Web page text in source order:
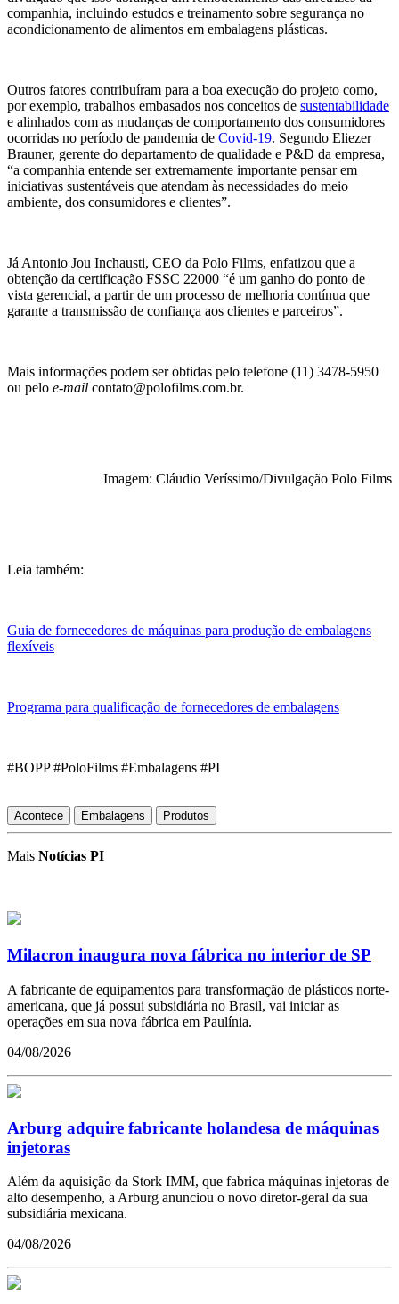
companhia, incluindo estudos e treinamento sobre segurança no
acondicionamento de alimentos em embalagens plásticas.
Outros fatores contribuíram para a boa execução do projeto como,
por exemplo, trabalhos embasados nos conceitos de sustentabilidade
e alinhados com as mudanças de comportamento dos consumidores
ocorridas no período de pandemia de Covid-19. Segundo Eliezer
Brauner, gerente do departamento de qualidade e P&D da empresa,
“a companhia entende ser extremamente importante pensar em
iniciativas sustentáveis que atendam às necessidades do meio
ambiente, dos consumidores e clientes”.
Já Antonio Jou Inchausti, CEO da Polo Films, enfatizou que a
obtenção da certificação FSSC 22000 “é um ganho do ponto de
vista gerencial, a partir de um processo de melhoria contínua que
garante a transmissão de confiança aos clientes e parceiros”.
Mais informações podem ser obtidas pelo telefone (11) 3478-5950
ou pelo e-mail contato@polofilms.com.br.
Imagem: Cláudio Veríssimo/Divulgação Polo Films
Leia também:
Guia de fornecedores de máquinas para produção de embalagens
flexíveis
Programa para qualificação de fornecedores de embalagens
#BOPP #PoloFilms #Embalagens #PI
Acontece Embalagens Produtos
Mais Notícias PI
Milacron inaugura nova fábrica no interior de SP
A fabricante de equipamentos para transformação de plásticos norte-
americana, que já possui subsidiária no Brasil, vai iniciar as
operações em sua nova fábrica em Paulínia.
04/08/2026
Arburg adquire fabricante holandesa de máquinas
injetoras
Além da aquisição da Stork IMM, que fabrica máquinas injetoras de
alto desempenho, a Arburg anunciou o novo diretor-geral da sua
subsidiária mexicana.
04/08/2026